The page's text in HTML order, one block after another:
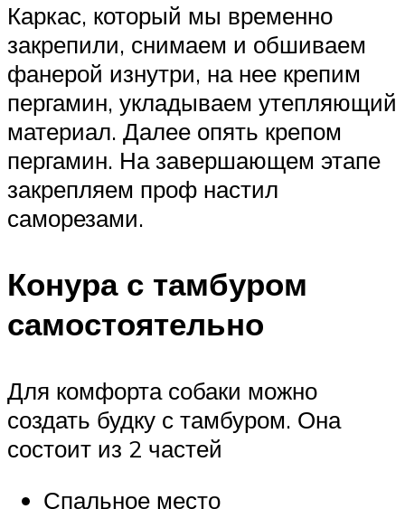
Каркас, который мы временно
закрепили, снимаем и обшиваем
фанерой изнутри, на нее крепим
пергамин, укладываем утепляющий
материал. Далее опять крепом
пергамин. На завершающем этапе
закрепляем проф настил
саморезами.
Конура с тамбуром
самостоятельно
Для комфорта собаки можно
создать будку с тамбуром. Она
состоит из 2 частей
Спальное место